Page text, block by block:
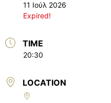
11 Ιούλ 2026
Expired!
TIME
20:30
LOCATION